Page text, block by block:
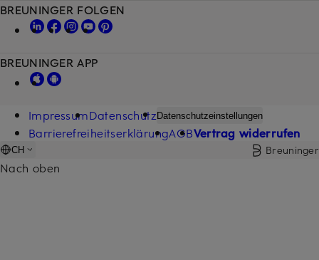
BREUNINGER FOLGEN
BREUNINGER APP
ImpressumDatenschutzDatenschutzeinstellungen
BarrierefreiheitserklärungAGBVertrag widerrufen
CH Breuninger
Nach oben